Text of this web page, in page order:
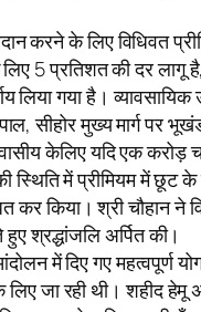
करने के लिए विधिवत
5 प्रतिशत की दर
लिया गया है।
सीहोर मुख्य मार्ग
के‍लिए यदि एक
में प्रीमियम में छूट
किया। श्री चौहान ने
श्रद्धांजलि अर्पित की।
में दिए गए महत्वपूर्ण
जा रही थी। शहीद